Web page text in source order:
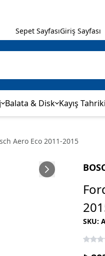
Sepet SayfasıGiriş Sayfası
Balata & Disk Kayış Tahriki
Aero Eco 2011-2015
SKU: